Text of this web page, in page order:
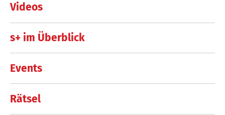
Videos
s+ im Überblick
Events
Rätsel